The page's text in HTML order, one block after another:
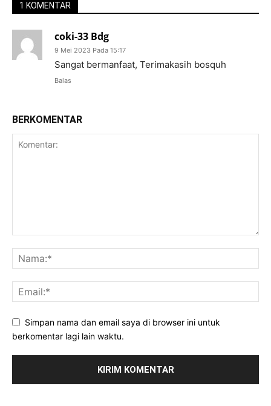
1 KOMENTAR
coki-33 Bdg
9 Mei 2023 Pada 15:17
Sangat bermanfaat, Terimakasih bosquh
Balas
BERKOMENTAR
Simpan nama dan email saya di browser ini untuk
berkomentar lagi lain waktu.